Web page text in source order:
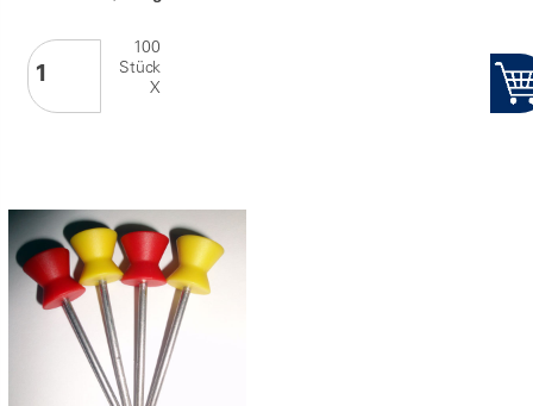
100
Stück
X